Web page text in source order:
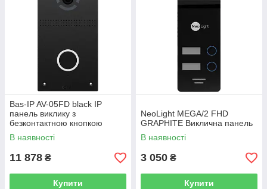
Bas-IP AV-05FD black IP
панель виклику з
безконтактною кнопкою
виклику
В наявності
11 878 ₴
Купити
NeoLight MEGA/2 FHD
GRAPHITE Виклична панель
В наявності
3 050 ₴
Купити